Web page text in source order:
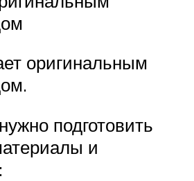
оригинальным
подготовить
и